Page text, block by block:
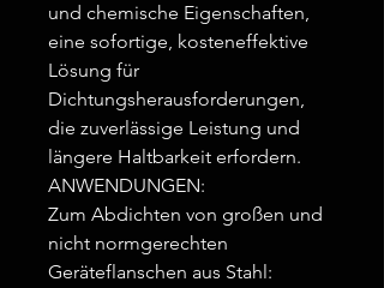
und chemische Eigenschaften,
eine sofortige, kosteneffektive
Lösung für
Dichtungsherausforderungen,
die zuverlässige Leistung und
längere Haltbarkeit erfordern.
ANWENDUNGEN:
Zum Abdichten von großen und
nicht normgerechten
Geräteflanschen aus Stahl: